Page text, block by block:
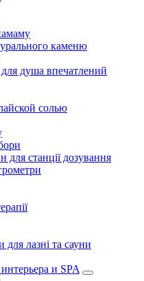
каменю
душа впечатлений
солью
для станції дозування
лазні та сауни
и SPA